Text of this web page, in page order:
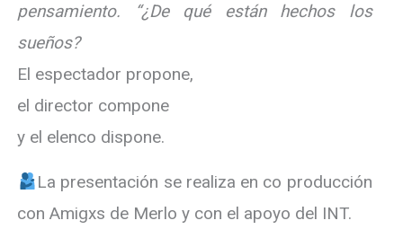
pensamiento. “¿De qué están hechos los
sueños?
El espectador propone,
el director compone
y el elenco dispone.
La presentación se realiza en co producción
con Amigxs de Merlo y con el apoyo del INT.